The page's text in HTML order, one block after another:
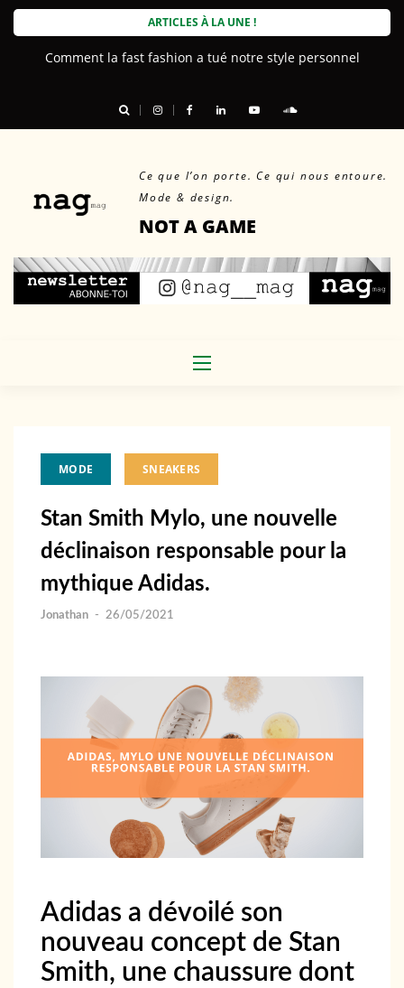
Skip
ARTICLES À LA UNE !
Comment la fast fashion a tué notre style personnel
Ce que l’on porte. Ce qui nous entoure.
Mode & design.
NOT A GAME
MODE SNEAKERS
Stan Smith Mylo, une nouvelle
déclinaison responsable pour la
mythique Adidas.
Jonathan - 26/05/2021
Adidas a dévoilé son
nouveau concept de Stan
Smith, une chaussure dont